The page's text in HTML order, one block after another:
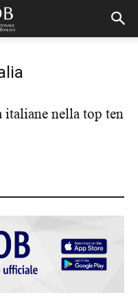
nella top ten